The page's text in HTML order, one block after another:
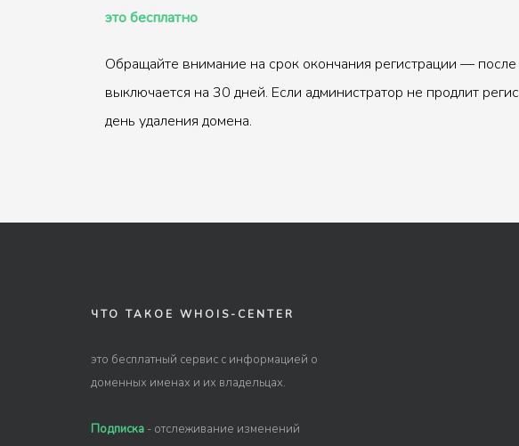
это бесплатно
Обращайте внимание на срок окончания регистрации — после
выключается на 30 дней. Если администратор не продлит
день удаления домена.
ЧТО ТАКОЕ WHOIS-CENTER
это бесплатный сервис с информацией о
доменных именах и их владельцах.
Подписка - отслеживание изменений